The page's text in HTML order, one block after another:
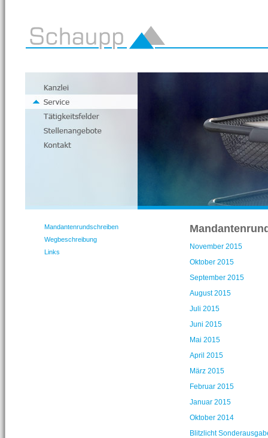
Mandantenrundschreiben
Wegbeschreibung
Links
November 2015
Oktober 2015
September 2015
August 2015
Juli 2015
Juni 2015
Mai 2015
April 2015
März 2015
Februar 2015
Januar 2015
Oktober 2014
Blitzlicht